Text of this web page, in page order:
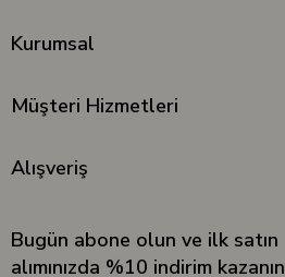
Kurumsal
Müşteri Hizmetleri
Alışveriş
Bugün abone olun ve ilk satın
alımınızda %10 indirim kazanın